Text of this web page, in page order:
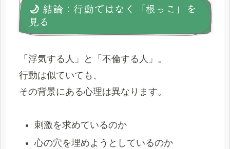
🌙 結論：行動ではなく「根っこ」を
見る
「浮気する人」と「不倫する人」。
行動は似ていても、
その背景にある心理は異なります。
刺激を求めているのか
心の穴を埋めようとしているのか